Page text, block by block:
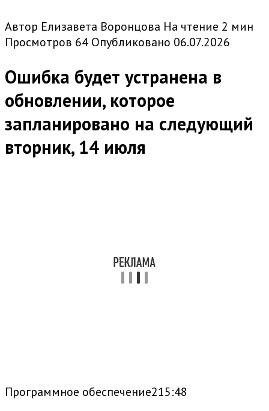
Автор Елизавета Воронцова На чтение 2 мин
Просмотров 64 Опубликовано 06.07.2026
Ошибка будет устранена в
обновлении, которое
запланировано на следующий
вторник, 14 июля
Программное обеспечение215:48